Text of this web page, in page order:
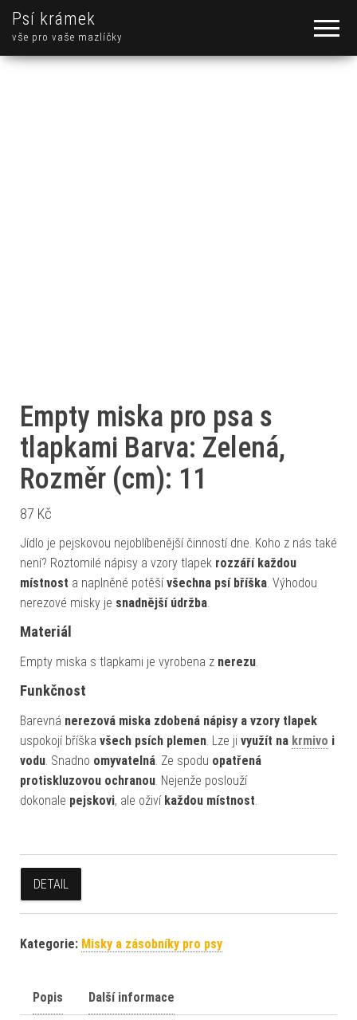
Psí krámek
vše pro vaše mazlíčky
Empty miska pro psa s
tlapkami Barva: Zelená,
Rozměr (cm): 11
87 Kč
Jídlo je pejskovou nejoblíbenější činností dne. Koho z nás také
není? Roztomilé nápisy a vzory tlapek rozzáří každou
místnost a naplněné potěšívšechna psí bříška. Výhodou
nerezové misky je snadnější údržba.
Materiál
Empty miska s tlapkami je vyrobena z nerezu.
Funkčnost
Barevná nerezová miska zdobená nápisy a vzory tlapek
uspokojí bříška všech psích plemen. Lze ji využít na krmivo i
vodu. Snadno omyvatelná. Ze spodu opatřená
protiskluzovou ochranou. Nejenže poslouží
dokonale pejskovi, ale oživí každou místnost.
DETAIL
Kategorie: Misky a zásobníky pro psy
Popis Další informace